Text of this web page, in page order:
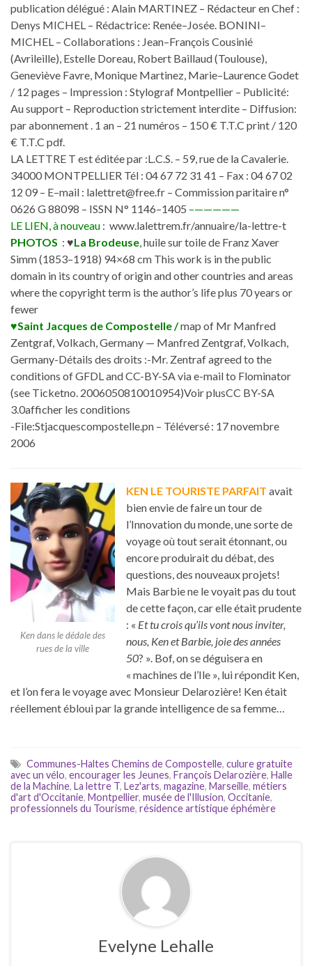
publication délégué : Alain MARTINEZ – Rédacteur en Chef :
Denys MICHEL – Rédactrice: Renée–Josée. BONINI–
MICHEL – Collaborations : Jean–François Cousinié
(Avrileille), Estelle Doreau, Robert Baillaud (Toulouse),
Geneviève Favre, Monique Martinez, Marie–Laurence Godet
/ 12 pages – Impression : Stylograf Montpellier – Publicité:
Au support – Reproduction strictement interdite – Diffusion:
par abonnement . 1 an – 21 numéros – 150 € T.T.C print / 120
€ T.T.C pdf.
LA LETTRE T est éditée par :L.C.S. – 59, rue de la Cavalerie.
34000 MONTPELLIER Tél : 04 67 72 31 41 – Fax : 04 67 02
12 09 – E–mail : lalettret@free.fr – Commission paritaire n°
0626 G 88098 – ISSN N° 1146–1405 –—————
LE LIEN, à nouveau : www.lalettrem.fr/annuaire/la-lettre-t
PHOTOS : ♥La Brodeuse, huile sur toile de Franz Xaver
Simm (1853–1918) 94×68 cm This work is in the public
domain in its country of origin and other countries and areas
where the copyright term is the author’s life plus 70 years or
fewer
♥Saint Jacques de Compostelle /map of Mr Manfred
Zentgraf, Volkach, Germany — Manfred Zentgraf, Volkach,
Germany-Détails des droits :-Mr. Zentraf agreed to the
conditions of GFDL and CC-BY-SA via e-mail to Flominator
(see Ticketno. 2006050810010954)Voir plusCC BY-SA
3.0afficher les conditions
-File:Stjacquescompostelle.pn – Téléversé : 17 novembre
2006
Ken dans le dédale des
rues de la ville
KEN LE TOURISTE PARFAIT avait
bien envie de faire un tour de
l’Innovation du monde, une sorte de
voyage où tout serait étonnant, ou
encore produirait du débat, des
questions, des nouveaux projets!
Mais Barbie ne le voyait pas du tout
de cette façon, car elle était prudente
: « Et tu crois qu’ils vont nous inviter,
nous, Ken et Barbie, joie des années
50? ». Bof, on se déguisera en
« machines de l’Ile », lui répondit Ken,
et l’on fera le voyage avec Monsieur Delarozière! Ken était
réellement ébloui par la grande intelligence de sa femme…
Communes-Haltes Chemins de Compostelle, culure gratuite
avec un vélo, encourager les Jeunes, François Delarozière, Halle
de la Machine, La lettre T, Lez'arts, magazine, Marseille, métiers
d'art d'Occitanie, Montpellier, musée de l'Illusion, Occitanie,
professionnels du Tourisme, résidence artistique éphémère
Evelyne Lehalle